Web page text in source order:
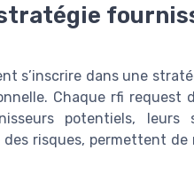
s’inscrire dans une
Chaque rfi
potentiels,
risques, permettent